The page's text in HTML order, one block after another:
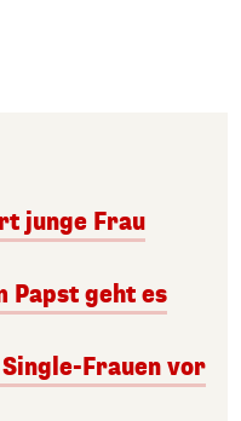
junge Frau
Papst geht es
Frauen vor